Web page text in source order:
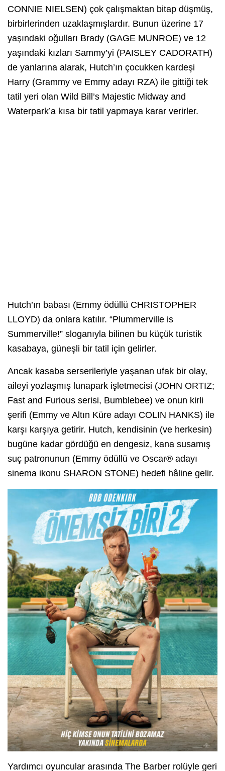
CONNIE NIELSEN) çok çalışmaktan bitap düşmüş,
birbirlerinden uzaklaşmışlardır. Bunun üzerine 17
yaşındaki oğulları Brady (GAGE MUNROE) ve 12
yaşındaki kızları Sammy’yi (PAISLEY CADORATH)
de yanlarına alarak, Hutch’ın çocukken kardeşi
Harry (Grammy ve Emmy adayı RZA) ile gittiği tek
tatil yeri olan Wild Bill’s Majestic Midway and
Waterpark’a kısa bir tatil yapmaya karar verirler.
Hutch’ın babası (Emmy ödüllü CHRISTOPHER
LLOYD) da onlara katılır. “Plummerville is
Summerville!” sloganıyla bilinen bu küçük turistik
kasabaya, güneşli bir tatil için gelirler.
Ancak kasaba serserileriyle yaşanan ufak bir olay,
aileyi yozlaşmış lunapark işletmecisi (JOHN ORTIZ;
Fast and Furious serisi, Bumblebee) ve onun kirli
şerifi (Emmy ve Altın Küre adayı COLIN HANKS) ile
karşı karşıya getirir. Hutch, kendisinin (ve herkesin)
bugüne kadar gördüğü en dengesiz, kana susamış
suç patronunun (Emmy ödüllü ve Oscar® adayı
sinema ikonu SHARON STONE) hedefi hâline gelir.
Yardımcı oyuncular arasında The Barber rolüyle geri